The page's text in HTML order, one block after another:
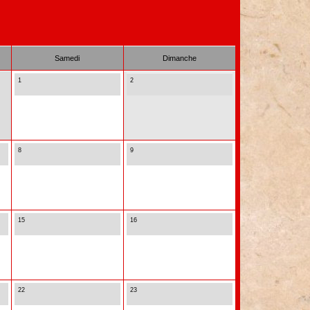
Samedi Dimanche
1 2
8 9
15 16
22 23